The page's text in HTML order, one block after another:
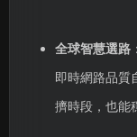
全球智慧選路
即時網路品質
擠時段，也能